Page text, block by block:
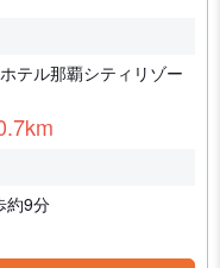
テル那覇シティリゾー
約9分